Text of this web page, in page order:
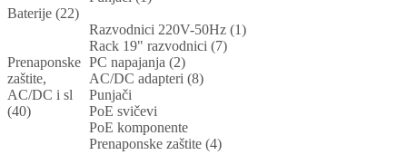
Baterije (22)
Prenaponske
zaštite,
AC/DC i sl
(40)
Razvodnici 220V-50Hz (1)
Rack 19" razvodnici (7)
PC napajanja (2)
AC/DC adapteri (8)
Punjači
PoE svičevi
PoE komponente
Prenaponske zaštite (4)